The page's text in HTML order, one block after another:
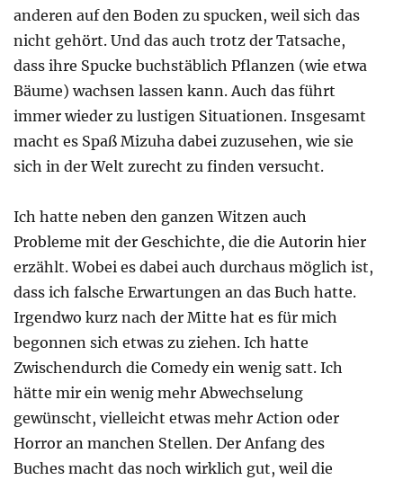
anderen auf den Boden zu spucken, weil sich das
nicht gehört. Und das auch trotz der Tatsache,
dass ihre Spucke buchstäblich Pflanzen (wie etwa
Bäume) wachsen lassen kann. Auch das führt
immer wieder zu lustigen Situationen. Insgesamt
macht es Spaß Mizuha dabei zuzusehen, wie sie
sich in der Welt zurecht zu finden versucht.
Ich hatte neben den ganzen Witzen auch
Probleme mit der Geschichte, die die Autorin hier
erzählt. Wobei es dabei auch durchaus möglich ist,
dass ich falsche Erwartungen an das Buch hatte.
Irgendwo kurz nach der Mitte hat es für mich
begonnen sich etwas zu ziehen. Ich hatte
Zwischendurch die Comedy ein wenig satt. Ich
hätte mir ein wenig mehr Abwechselung
gewünscht, vielleicht etwas mehr Action oder
Horror an manchen Stellen. Der Anfang des
Buches macht das noch wirklich gut, weil die